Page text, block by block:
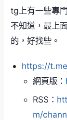
tg上有一些專
不知道，最上
的，好找些。
https://
網頁版：
RSS：
m/